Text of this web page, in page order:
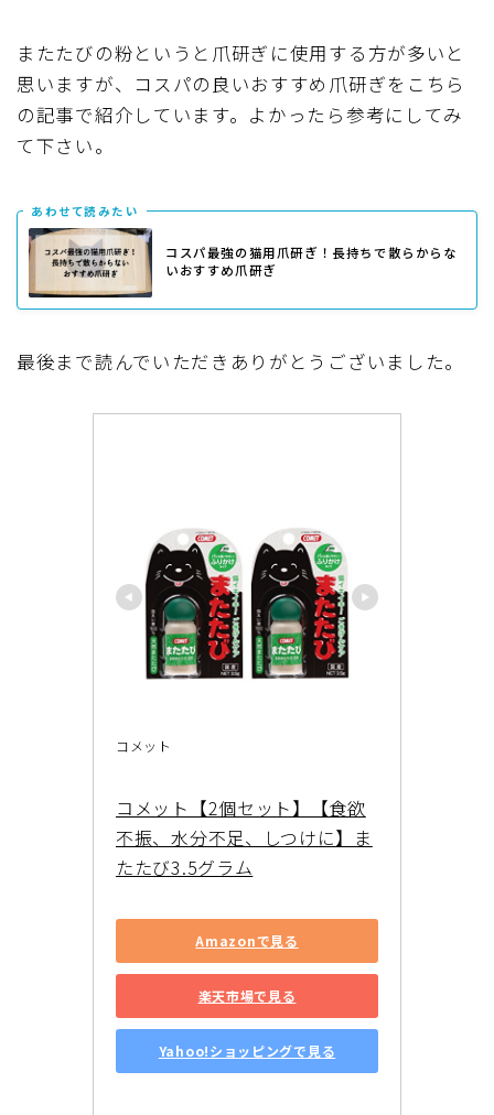
またたびの粉というと爪研ぎに使用する方が多いと
思いますが、コスパの良いおすすめ爪研ぎをこちら
の記事で紹介しています。よかったら参考にしてみ
て下さい。
あわせて読みたい
コスパ最強の猫用爪研ぎ！長持ちで散らからな
いおすすめ爪研ぎ
最後まで読んでいただきありがとうございました。
コメット
コメット【2個セット】【食欲
不振、水分不足、しつけに】ま
たたび3.5グラム
Amazonで見る
楽天市場で見る
Yahoo!ショッピングで見る